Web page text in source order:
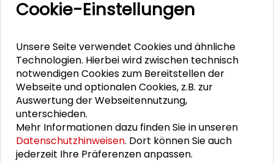
Schlüsseltexte für die Wirtschaft von morgen
Dialog
Schader-Festival 2026
25. Runder Tisch Wissenschaftsstadt Darmstadt
DOWNLOADS
Cookie-Einstellungen
Unsere Seite verwendet Cookies und ähnliche
Technologien. Hierbei wird zwischen technisch
notwendigen Cookies zum Bereitstellen der
Webseite und optionalen Cookies, z.B. zur
Auswertung der Webseitennutzung,
unterschieden.
Mehr Informationen dazu finden Sie in unseren
Datenschutzhinweisen. Dort können Sie auch
jederzeit Ihre Präferenzen anpassen.